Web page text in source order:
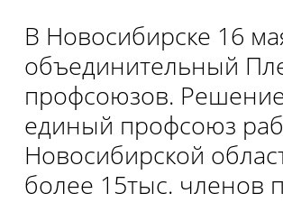
В Новосибирске 16
объединительный
профсоюзов.
единый профсоюз
Новосибирской
более 15тыс. членов